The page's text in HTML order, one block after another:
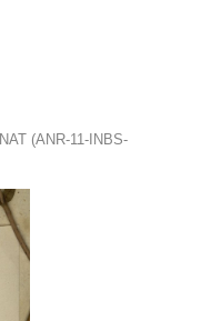
(ANR-11-INBS-